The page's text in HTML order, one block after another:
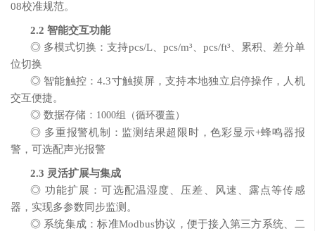
08校准规范。
2.2 智能交互功能
◎ 多模式切换 ：支持pcs/L、 pcs/m³ pcs/ft³ 、累积、差分单
位切换
◎ 智能触控：4.3寸触摸屏，支持本地独立启停操作，人机
交互便捷。
◎ 数据存储： 1000组（循环覆盖）
◎ 多重报警机制： 监测结果超限时 ，色彩显示+蜂鸣器报
警，可选配声光报警
2.3 灵活扩展与集成
◎ 功能扩展：可选配温湿度、压差、风速、露点等传感
器，实现多参数同步监测。
◎ 系统集成：标准Modbus协议，便于接入第三方系统、二